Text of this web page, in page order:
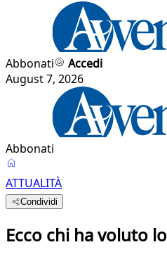
Abbonati
Accedi
August 7, 2026
Abbonati
ATTUALITÀ
Condividi
Ecco chi ha voluto